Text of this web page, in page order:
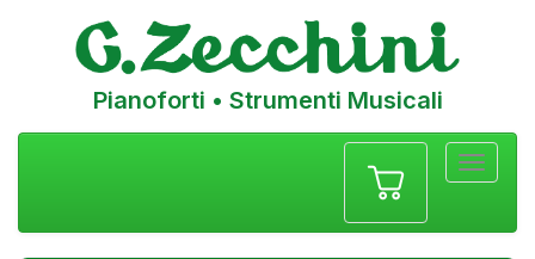
Pianoforti • Strumenti Musicali